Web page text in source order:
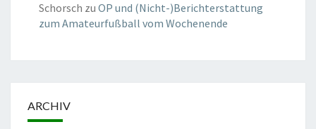
Schorsch zu OP und (Nicht-)Berichterstattung
zum Amateurfußball vom Wochenende
ARCHIV